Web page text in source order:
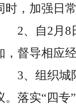
时，加强日
2、自2月
，督导相应
3、组织城
。落实“四专